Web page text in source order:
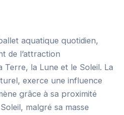
aquatique quotidien,
de l’attraction
la Lune et le Soleil. La
exerce une influence
grâce à sa proximité
malgré sa masse